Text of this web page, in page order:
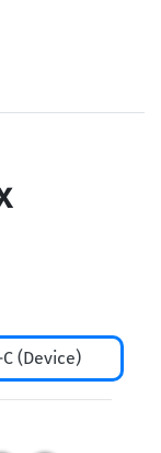
(Device)